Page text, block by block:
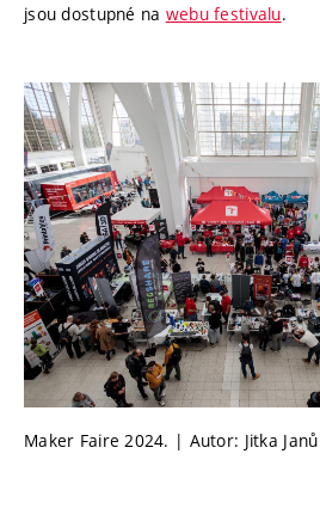
jsou dostupné na webu festivalu.
Maker Faire 2024. | Autor: Jitka Janů